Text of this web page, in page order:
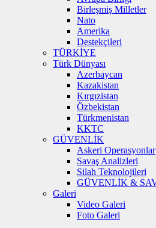
Birleşmiş Milletler
Nato
Amerika
Destekçileri
TÜRKİYE
Türk Dünyası
Azerbaycan
Kazakistan
Kırgızistan
Özbekistan
Türkmenistan
KKTC
GÜVENLİK
Askeri Operasyonlar
Savaş Analizleri
Silah Teknolojileri
GÜVENLİK &
Galeri
Video Galeri
Foto Galeri